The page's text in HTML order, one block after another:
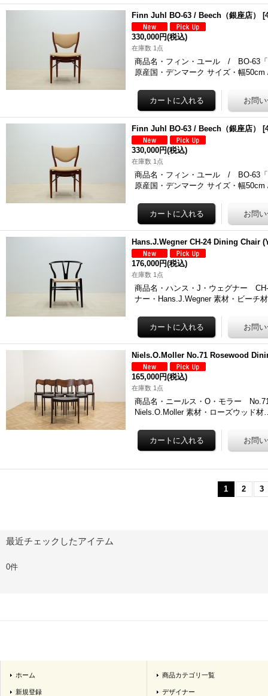
Finn Juhl BO-63 / Beech（銀座店） [
330,000円(税込)
在庫数 1点
商品名・フィン・ユール / BO-63「
原産国・デンマーク サイズ・幅
Finn Juhl BO-63 / Beech（銀座店） [
330,000円(税込)
在庫数 1点
商品名・フィン・ユール / BO-63「
原産国・デンマーク サイズ・幅
Hans.J.Wegner CH-24 Dining Chair
176,000円(税込)
在庫数 1点
商品名・ハンス・J・ウェグナー
ナー・Hans.J.Wegner 素材・ビーチ
Niels.O.Moller No.71 Rosewood
165,000円(税込)
在庫数 1点
商品名・ニールス・O・モラー
Niels.O.Moller 素材・ローズウッド
1 2 3
最近チェックしたアイテム
0件
ホーム
新規登録
商品カテゴリ一覧
デザイナー